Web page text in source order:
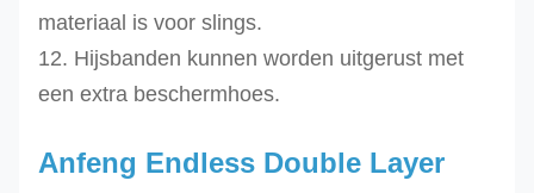
materiaal is voor slings.
12. Hijsbanden kunnen worden uitgerust met
een extra beschermhoes.
Anfeng Endless Double Layer